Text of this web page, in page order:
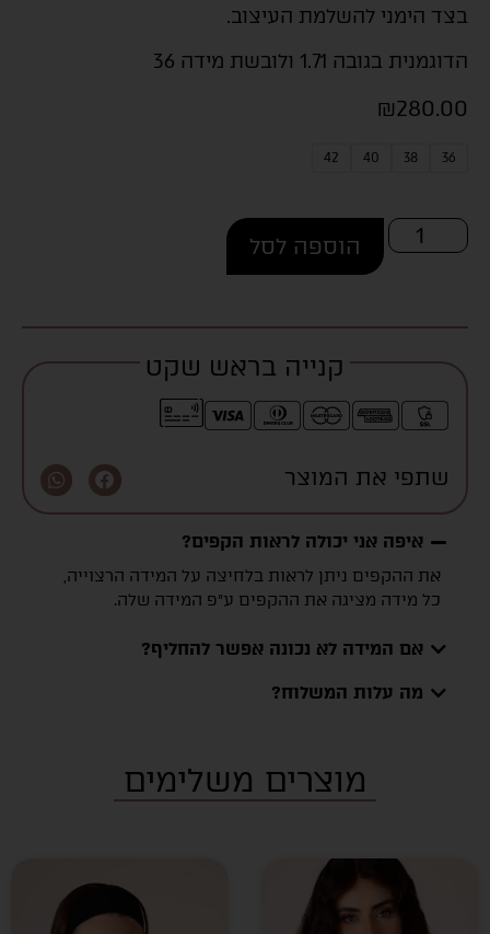
בצד הימני להשלמת העיצוב.
הדוגמנית בגובה 1.71 ולובשת מידה 36
₪280.00
36
38
40
42
הוספה לסל
קנייה בראש שקט
שתפי את המוצר
איפה אני יכולה לראות הקפים?
את ההקפים ניתן לראות בלחיצה על המידה הרצוייה,
כל מידה מציגה את ההקפים ע״פ המידה שלה.
אם המידה לא נכונה אפשר להחליף?
מה עלות המשלוח?
מוצרים משלימים